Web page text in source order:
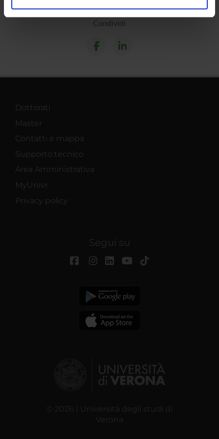
analizzare il nostro traffico. Condividiamo inoltre
informazioni sul modo in cui utilizzi il nostro sito con i
pubblicità e social media, i quali potrebbero combinarle
Condividi
Dottorati
Master
Contatti e mappa
Supporto tecnico
Area Amministrativa
MyUnivr
Privacy policy
Segui su
© 2026 | Università degli studi di
Verona